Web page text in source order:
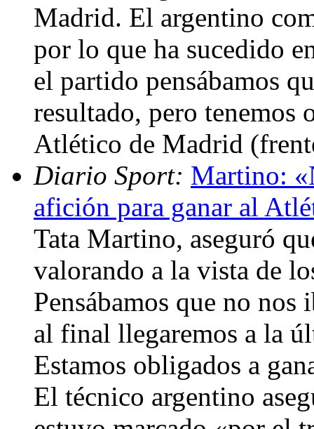
Madrid. El argentino
por lo que ha sucedido
el partido pensábamos
resultado, pero tenemos
Atlético de Madrid
Diario Sport: Martino:
afición para ganar al
Tata Martino, aseguró
valorando a la vista de
Pensábamos que no nos
al final llegaremos a la
Estamos obligados a
El técnico argentino